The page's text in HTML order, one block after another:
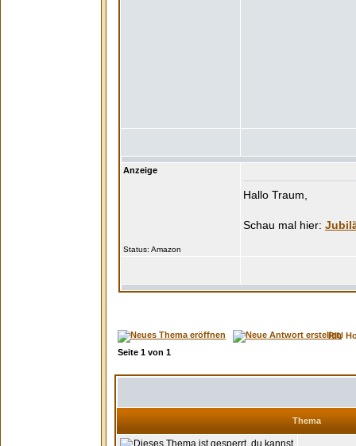
Anzeige
Status:
Hallo Traum,
RIU
Seite 1 von 1
Thema